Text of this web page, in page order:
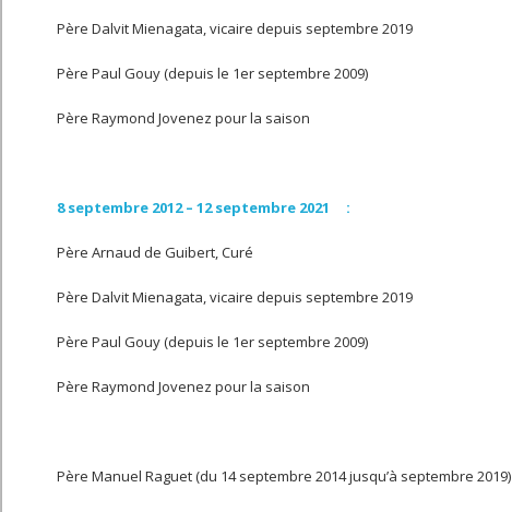
Père Dalvit Mienagata, vicaire depuis septembre 2019
Père Paul Gouy (depuis le 1er septembre 2009)
Père Raymond Jovenez pour la saison
8 septembre 2012 – 12 septembre 2021 :
Père Arnaud de Guibert, Curé
Père Dalvit Mienagata, vicaire depuis septembre 2019
Père Paul Gouy (depuis le 1er septembre 2009)
Père Raymond Jovenez pour la saison
Père Manuel Raguet (du 14 septembre 2014 jusqu’à septembre 2019)